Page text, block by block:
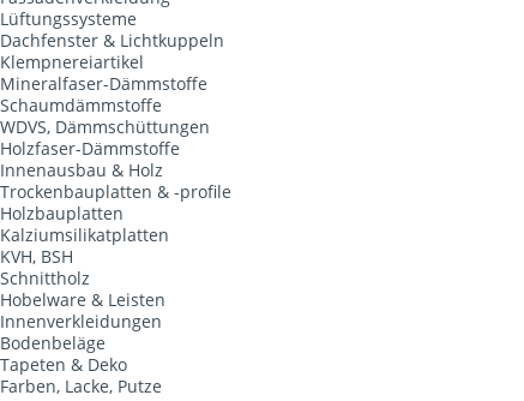
Lüftungssysteme
Dachfenster & Lichtkuppeln
Klempnereiartikel
Mineralfaser-Dämmstoffe
Schaumdämmstoffe
WDVS, Dämmschüttungen
Holzfaser-Dämmstoffe
Innenausbau & Holz
Trockenbauplatten & -profile
Holzbauplatten
Kalziumsilikatplatten
KVH, BSH
Schnittholz
Hobelware & Leisten
Innenverkleidungen
Bodenbeläge
Tapeten & Deko
Farben, Lacke, Putze